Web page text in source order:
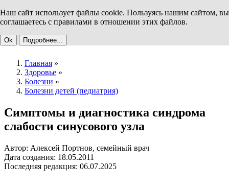
Наш сайт использует файлы cookie. Пользуясь нашим сайтом, вы
соглашаетесь с правилами в отношении этих файлов.
Ok Подробнее...
Главная »
Здоровье »
Болезни »
Болезни детей (педиатрия)
Симптомы и диагностика синдрома
слабости синусового узла
Автор: Алексей Портнов, семейный врач
Дата создания: 18.05.2011
Последняя редакция: 06.07.2025